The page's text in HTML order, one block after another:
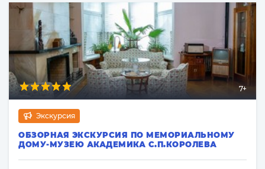
7+
Экскурсия
ОБЗОРНАЯ ЭКСКУРСИЯ ПО МЕМОРИАЛЬНОМУ
ДОМУ-МУЗЕЮ АКАДЕМИКА С.П.КОРОЛЕВА